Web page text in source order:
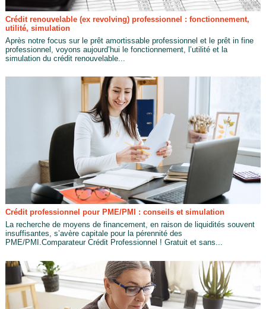
Crédit renouvelable (ex revolving) professionnel : fonctionnement,
utilité, simulation
Après notre focus sur le prêt amortissable professionnel et le prêt in fine
professionnel, voyons aujourd’hui le fonctionnement, l’utilité et la
simulation du crédit renouvelable...
Crédit professionnel pour PME/PMI : conseils et simulation
La recherche de moyens de financement, en raison de liquidités souvent
insuffisantes, s’avère capitale pour la pérennité des
PME/PMI.Comparateur Crédit Professionnel ! Gratuit et sans...